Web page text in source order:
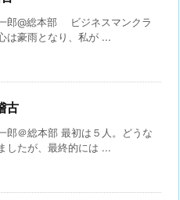
郎@総本部 ビジネスマンクラ
は豪雨となり、私が ...
古
郎＠総本部 最初は５人。どうな
したが、最終的には ...